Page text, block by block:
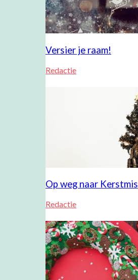
Versier je raam!
Redactie
Op weg naar Kerstmis
Redactie